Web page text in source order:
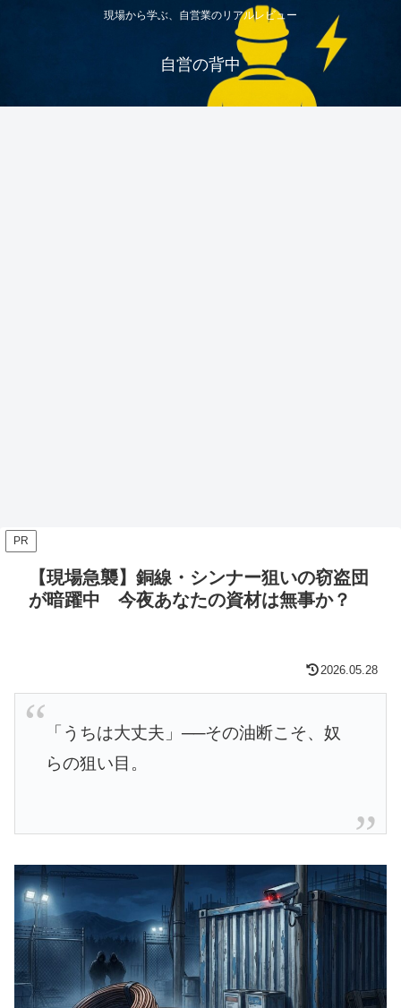
現場から学ぶ、自営業のリアルレビュー
自営の背中
PR
【現場急襲】銅線・シンナー狙いの窃盗団
が暗躍中 今夜あなたの資材は無事か？
2026.05.28
「うちは大丈夫」──その油断こそ、奴
らの狙い目。